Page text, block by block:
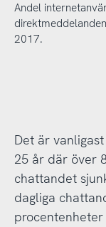
Andel
2017.
Det är
25 år där över
chattandet
dagliga